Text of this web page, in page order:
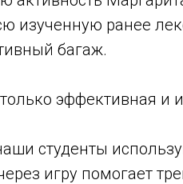
изученную ранее
багаж.
эффективная и
студенты
игру помогает